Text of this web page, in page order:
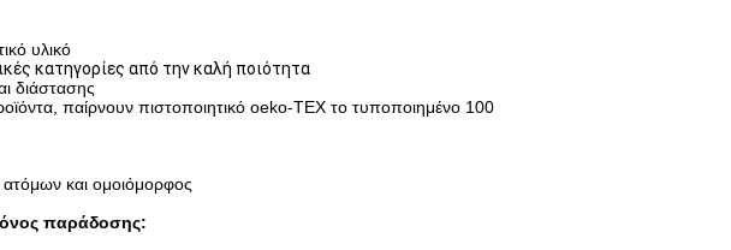
υλικό
κατηγορίες από την καλή ποιότητα
διάστασης
παίρνουν πιστοποιητικό oeko-TEX το τυποποιημένο 100
και ομοιόμορφος
παράδοσης: